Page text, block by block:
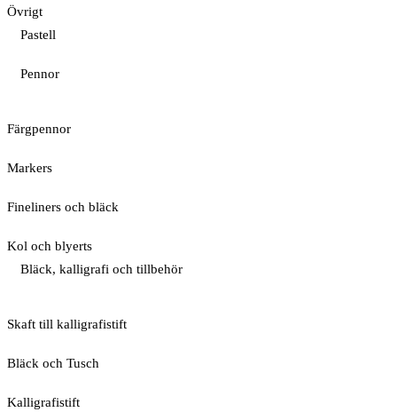
Övrigt
Pastell
Pennor
Färgpennor
Markers
Fineliners och bläck
Kol och blyerts
Bläck, kalligrafi och tillbehör
Skaft till kalligrafistift
Bläck och Tusch
Kalligrafistift